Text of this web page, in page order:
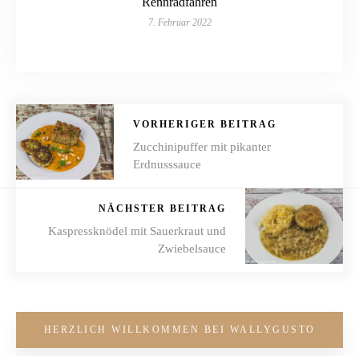
7. Februar 2022
VORHERIGER BEITRAG
Zucchinipuffer mit pikanter
Erdnusssauce
NÄCHSTER BEITRAG
Kaspressknödel mit Sauerkraut und
Zwiebelsauce
HERZLICH WILLKOMMEN BEI WALLYGUSTO